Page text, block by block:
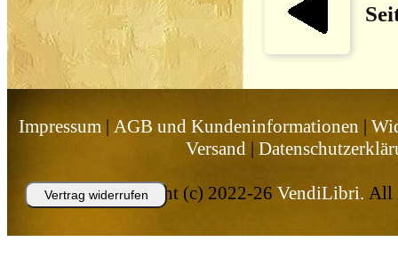
Impressum | AGB und Kundeninformationen |
Versand|
Copyright (c) 2022-26 VendiLibri. All
Vertrag widerrufen